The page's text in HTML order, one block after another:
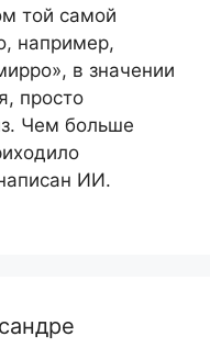
той самой
например,
в значении
просто
Чем больше
ИИ.